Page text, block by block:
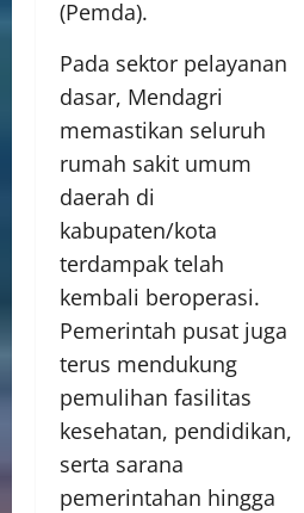
(Pemda).
Pada sektor pelayanan
dasar, Mendagri
memastikan seluruh
rumah sakit umum
daerah di
kabupaten/kota
terdampak telah
kembali beroperasi.
Pemerintah pusat juga
terus mendukung
pemulihan fasilitas
kesehatan, pendidikan,
serta sarana
pemerintahan hingga